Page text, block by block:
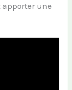
apporter une